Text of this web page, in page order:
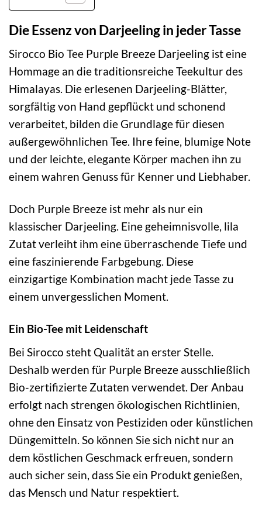
Die Essenz von Darjeeling in jeder Tasse
Sirocco Bio Tee Purple Breeze Darjeeling ist eine
Hommage an die traditionsreiche Teekultur des
Himalayas. Die erlesenen Darjeeling-Blätter,
sorgfältig von Hand gepflückt und schonend
verarbeitet, bilden die Grundlage für diesen
außergewöhnlichen Tee. Ihre feine, blumige Note
und der leichte, elegante Körper machen ihn zu
einem wahren Genuss für Kenner und Liebhaber.
Doch Purple Breeze ist mehr als nur ein
klassischer Darjeeling. Eine geheimnisvolle, lila
Zutat verleiht ihm eine überraschende Tiefe und
eine faszinierende Farbgebung. Diese
einzigartige Kombination macht jede Tasse zu
einem unvergesslichen Moment.
Ein Bio-Tee mit Leidenschaft
Bei Sirocco steht Qualität an erster Stelle.
Deshalb werden für Purple Breeze ausschließlich
Bio-zertifizierte Zutaten verwendet. Der Anbau
erfolgt nach strengen ökologischen Richtlinien,
ohne den Einsatz von Pestiziden oder künstlichen
Düngemitteln. So können Sie sich nicht nur an
dem köstlichen Geschmack erfreuen, sondern
auch sicher sein, dass Sie ein Produkt genießen,
das Mensch und Natur respektiert.